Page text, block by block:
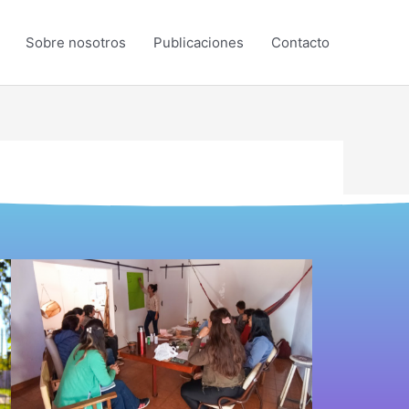
Sobre nosotros Publicaciones Contacto